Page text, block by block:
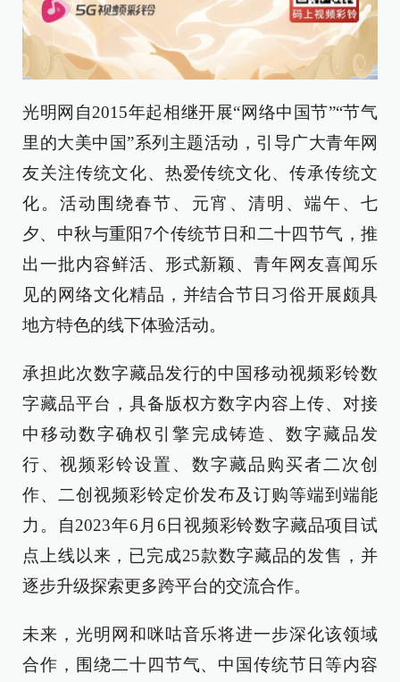
光明网自2015年起相继开展“网络中国节”“节气
里的大美中国”系列主题活动，引导广大青年网
友关注传统文化、热爱传统文化、传承传统文
化。活动围绕春节、元宵、清明、端午、七
夕、中秋与重阳7个传统节日和二十四节气，推
出一批内容鲜活、形式新颖、青年网友喜闻乐
见的网络文化精品，并结合节日习俗开展颇具
地方特色的线下体验活动。
承担此次数字藏品发行的中国移动视频彩铃数
字藏品平台，具备版权方数字内容上传、对接
中移动数字确权引擎完成铸造、数字藏品发
行、视频彩铃设置、数字藏品购买者二次创
作、二创视频彩铃定价发布及订购等端到端能
力。自2023年6月6日视频彩铃数字藏品项目试
点上线以来，已完成25款数字藏品的发售，并
逐步升级探索更多跨平台的交流合作。
未来，光明网和咪咕音乐将进一步深化该领域
合作，围绕二十四节气、中国传统节日等内容